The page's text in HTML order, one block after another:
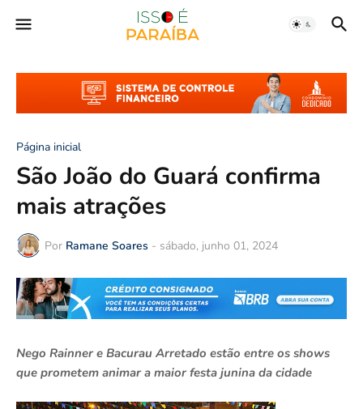
Página inicial
São João do Guará confirma
mais atrações
Por Ramane Soares - sábado, junho 01, 2024
Nego Rainner e Bacurau Arretado estão entre os shows
que prometem animar a maior festa junina da cidade